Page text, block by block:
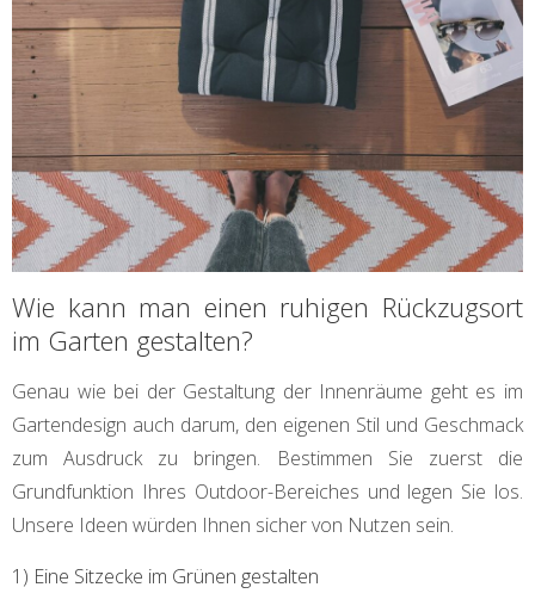
Wie kann man einen ruhigen Rückzugsort
im Garten gestalten?
Genau wie bei der Gestaltung der Innenräume geht es im
Gartendesign auch darum, den eigenen Stil und Geschmack
zum Ausdruck zu bringen. Bestimmen Sie zuerst die
Grundfunktion Ihres Outdoor-Bereiches und legen Sie los.
Unsere Ideen würden Ihnen sicher von Nutzen sein.
1) Eine Sitzecke im Grünen gestalten